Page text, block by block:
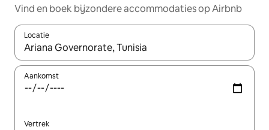
Vind en boek bijzondere accommodaties op Airbnb
Locatie
Wanneer er suggesties beschikbaar zijn, maak je een keuze
Aankomst
Vertrek